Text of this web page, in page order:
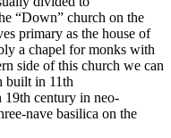
“Down” church on the
primary as the house of
a chapel for monks with
side of this church we can
built in 11th
century in neo-
nave basilica on the